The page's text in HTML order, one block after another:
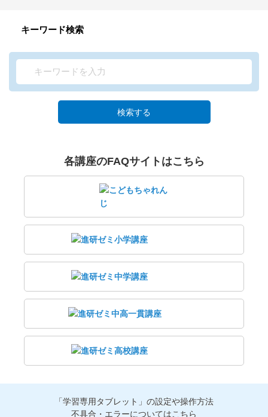
キーワード検索
検索する
各講座のFAQサイトはこちら
「学習専用タブレット」の設定や操作方法
不具合・エラーについてはこちら